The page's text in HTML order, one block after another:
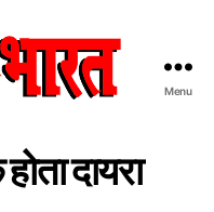
Menu
दायरा